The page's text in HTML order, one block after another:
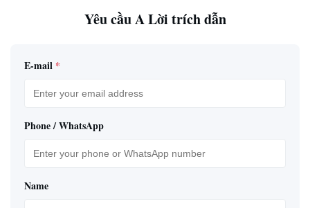
Yêu cầu A Lời trích dẫn
E-mail *
Phone / WhatsApp
Name